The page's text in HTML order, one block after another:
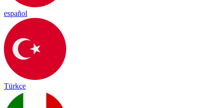
español
Türkçe